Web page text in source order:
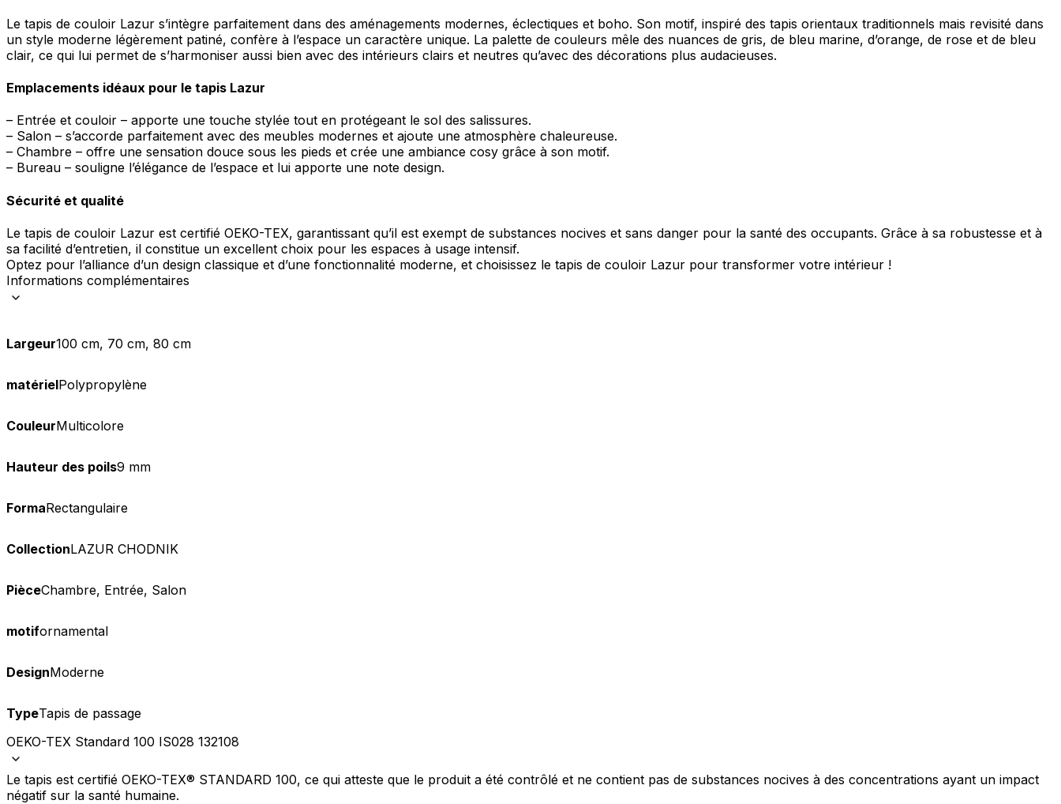
Le tapis de couloir Lazur s’intègre parfaitement dans des aménagements modernes, éclectiques et boho. Son motif, inspiré des tapis orientaux traditionnels mais revisité dans
un style moderne légèrement patiné, confère à l’espace un caractère unique. La palette de couleurs mêle des nuances de gris, de bleu marine, d’orange, de rose et de bleu
clair, ce qui lui permet de s’harmoniser aussi bien avec des intérieurs clairs et neutres qu’avec des décorations plus audacieuses.
Emplacements idéaux pour le tapis Lazur
– Entrée et couloir – apporte une touche stylée tout en protégeant le sol des salissures.
– Salon – s’accorde parfaitement avec des meubles modernes et ajoute une atmosphère chaleureuse.
– Chambre – offre une sensation douce sous les pieds et crée une ambiance cosy grâce à son motif.
– Bureau – souligne l’élégance de l’espace et lui apporte une note design.
Sécurité et qualité
Le tapis de couloir Lazur est certifié OEKO-TEX, garantissant qu’il est exempt de substances nocives et sans danger pour la santé des occupants. Grâce à sa robustesse et à
sa facilité d’entretien, il constitue un excellent choix pour les espaces à usage intensif.
Optez pour l’alliance d’un design classique et d’une fonctionnalité moderne, et choisissez le tapis de couloir Lazur pour transformer votre intérieur !
Informations complémentaires
Largeur100 cm, 70 cm, 80 cm
matérielPolypropylène
CouleurMulticolore
Hauteur des poils9 mm
FormaRectangulaire
CollectionLAZUR CHODNIK
PièceChambre, Entrée, Salon
motifornamental
DesignModerne
TypeTapis de passage
OEKO-TEX Standard 100 IS028 132108
Le tapis est certifié OEKO-TEX® STANDARD 100, ce qui atteste que le produit a été contrôlé et ne contient pas de substances nocives à des concentrations ayant un impact
négatif sur la santé humaine.
Les cookies liés aux préférences permettent au site de se souvenir des informations qui modifient l'apparence ou le fonctionnement du site,